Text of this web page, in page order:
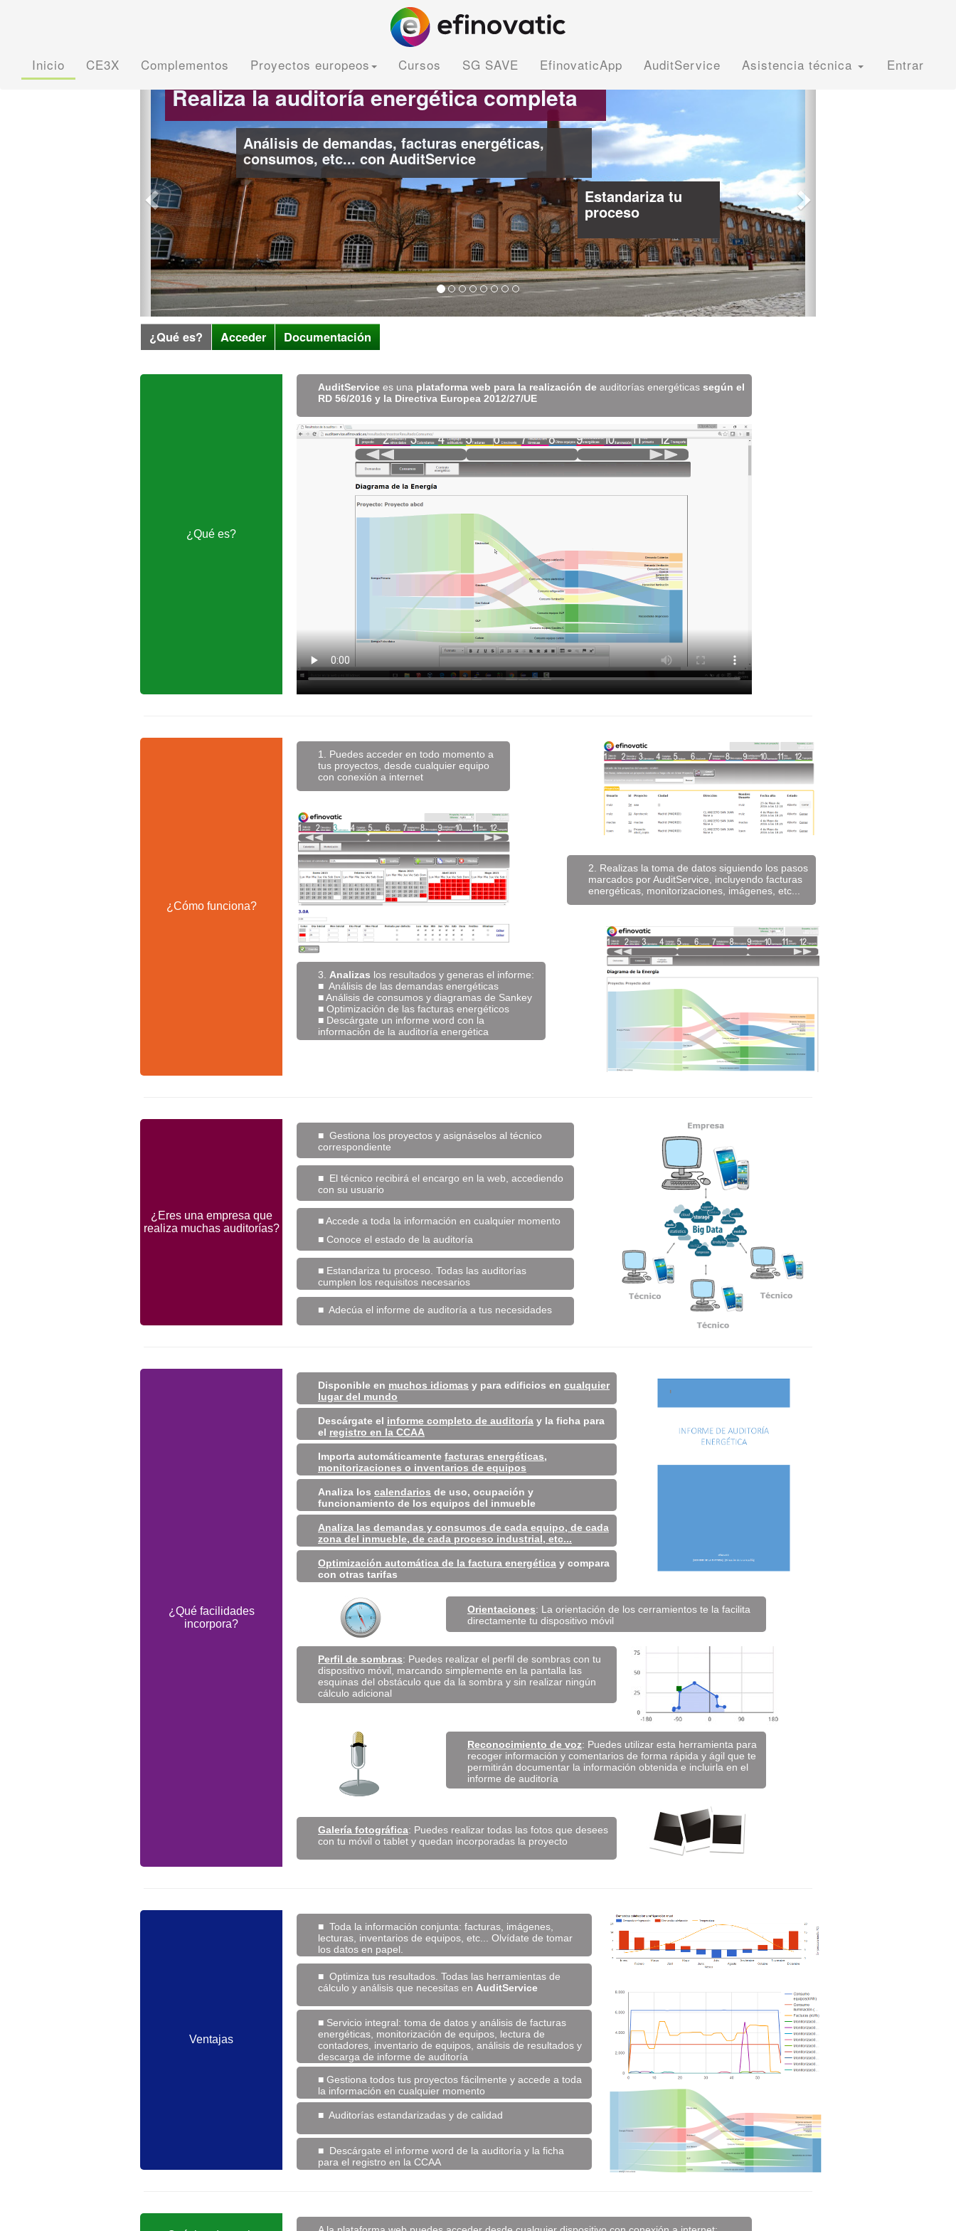
Inicio CE3X Complementos Proyectos europeos Cursos SG SAVE EfinovaticApp AuditService Asistencia técnica Entrar
energética completa
facturas energéticas,
Estandariza tu
proceso
Análisis de facturas energéticas y
monitorización de equipos
Realiza la optimización de la
factura
¿Qué es? Acceder Documentación
¿Qué es?
AuditService es una plataforma web para la realización de auditorías energéticas según el
RD 56/2016 y la Directiva Europea 2012/27/UE
¿Cómo funciona?
1. Puedes acceder en todo momento a
tus proyectos, desde cualquier equipo
con conexión a internet
2. Realizas la toma de datos siguiendo los pasos
marcados por AuditService, incluyendo facturas
energéticas, monitorizaciones, imágenes, etc...
3. Analizas los resultados y generas el informe:
■ Análisis de las demandas energéticas
■ Análisis de consumos y diagramas de Sankey
■ Optimización de las facturas energéticos
■ Descárgate un informe word con la
información de la auditoría energética
¿Eres una empresa que
realiza muchas auditorías?
■ Gestiona los proyectos y asignáselos al técnico
correspondiente
■ El técnico recibirá el encargo en la web, accediendo
con su usuario
■ Accede a toda la información en cualquier momento
■ Conoce el estado de la auditoría
■ Estandariza tu proceso. Todas las auditorías
cumplen los requisitos necesarios
■ Adecúa el informe de auditoría a tus necesidades
¿Qué facilidades
incorpora?
Disponible en muchos idiomas y para edificios en cualquier
lugar del mundo
Descárgate el informe completo de auditoría y la ficha para
el registro en la CCAA
Importa automáticamente facturas energéticas,
monitorizaciones o inventarios de equipos
Analiza los calendarios de uso, ocupación y
funcionamiento de los equipos del inmueble
Analiza las demandas y consumos de cada equipo, de cada
zona del inmueble, de cada proceso industrial, etc...
Optimización automática de la factura energética y compara
con otras tarifas
Orientaciones: La orientación de los cerramientos te la facilita
directamente tu dispositivo móvil
Perfil de sombras: Puedes realizar el perfil de sombras con tu
dispositivo móvil, marcando simplemente en la pantalla las
esquinas del obstáculo que da la sombra y sin realizar ningún
cálculo adicional
Reconocimiento de voz: Puedes utilizar esta herramienta para
recoger información y comentarios de forma rápida y ágil que te
permitirán documentar la información obtenida e incluirla en el
informe de auditoría
Galería fotográfica: Puedes realizar todas las fotos que desees
con tu móvil o tablet y quedan incorporadas la proyecto
Ventajas
■ Toda la información conjunta: facturas, imágenes,
lecturas, inventarios de equipos, etc... Olvídate de tomar
los datos en papel.
■ Optimiza tus resultados. Todas las herramientas de
cálculo y análisis que necesitas en AuditService
■ Servicio integral: toma de datos y análisis de facturas
energéticas, monitorización de equipos, lectura de
contadores, inventario de equipos, análisis de resultados y
descarga de informe de auditoría
■ Gestiona todos tus proyectos fácilmente y accede a toda
la información en cualquier momento
■ Auditorías estandarizadas y de calidad
■ Descárgate el informe word de la auditoría y la ficha
para el registro en la CCAA